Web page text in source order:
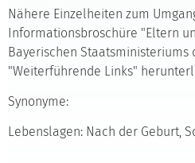
Nähere Einzelheiten zum
Informationsbroschüre "Eltern
Bayerischen Staatsministeriums
"Weiterführende Links"
Synonyme:
Lebenslagen: Nach der Geburt,